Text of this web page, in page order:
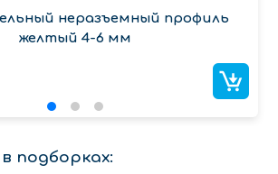
неразъемный профиль
желтый 4-6 мм
подборках: